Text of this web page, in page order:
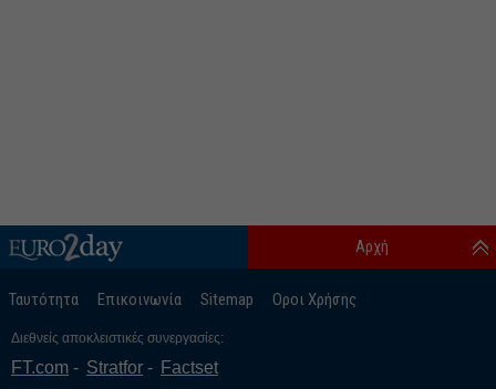
Ταυτότητα Επικοινωνία Sitemap Οροι Χρήσης
Αρχή
Διεθνείς αποκλειστικές συνεργασίες:
FT.com Stratfor Factset